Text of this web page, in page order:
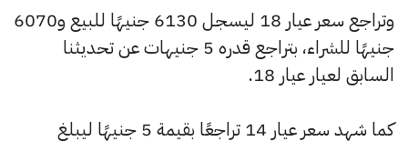
وتراجع سعر عيار 18 ليسجل 6130 جنيهًا للبيع و6070
جنيهًا للشراء، بتراجع قدره 5 جنيهات عن تحديثنا
السابق لعيار عيار 18.
كما شهد سعر عيار 14 تراجعًا بقيمة 5 جنيهًا ليبلغ